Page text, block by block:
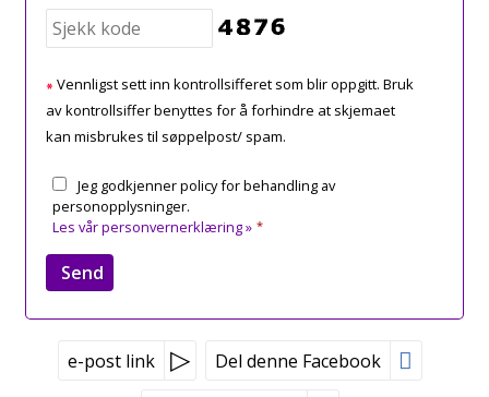
Vennligst sett inn kontrollsifferet som blir oppgitt. Bruk
av kontrollsiffer benyttes for å forhindre at skjemaet
kan misbrukes til søppelpost/ spam.
Jeg godkjenner policy for behandling av
personopplysninger.
Les vår personvernerklæring » *
e-post link Del denne Facebook